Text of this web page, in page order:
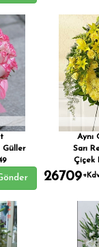
Güller
Aynı
Sarı
Çiçek
26709